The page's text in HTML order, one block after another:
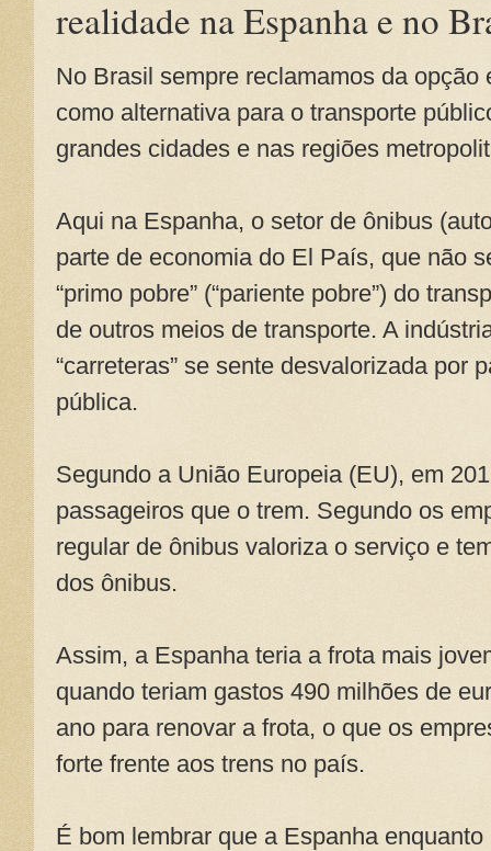
realidade na Espanha e no
No Brasil sempre reclamamos da
como alternativa para o transporte
grandes cidades e nas regiões
Aqui na Espanha, o setor de ônibus
parte de economia do El País, que não
“primo pobre” (“pariente pobre”) do
de outros meios de transporte. A
“carreteras” se sente desvalorizada por
pública.
Segundo a União Europeia (EU), em
passageiros que o trem. Segundo os
regular de ônibus valoriza o serviço e
dos ônibus.
Assim, a Espanha teria a frota mais
quando teriam gastos 490 milhões de
ano para renovar a frota, o que os
forte frente aos trens no país.
É bom lembrar que a Espanha